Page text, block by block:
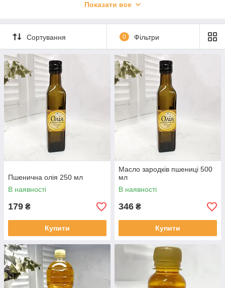
антиоксидантом і називається в народі "вітаміном молодості".
нормалізація метаболізму,
уповільнення старіння,
зняття запалення шкіри і внутрішніх органів,
загоєння ушкодження шкірних покривів (опіки, рани,
дерматити),
поліпшення кровообігу,
зміцнення серцево-судинної
і центральної нервової системи.
Відзначено як ефективний засіб в боротьбі з
простатит та іншими порушеннями в роботі
репродуктивної системи,
у тому числі - підвищує потенцію.
Масло зародків пшениці заспокоює нерви,
зменшує кількість холестерину,
налагоджує гормональний фон,
запобігає варикоз,
пригнічує ріст ракових клітин,
виводить з організму вільні радикали і токсини.
Показати все
Сортування 0 Фільтри
Пшенична олія 250 мл
В наявності
179 ₴
Купити
Масло зародків пшениці 500
мл
В наявності
346 ₴
Купити